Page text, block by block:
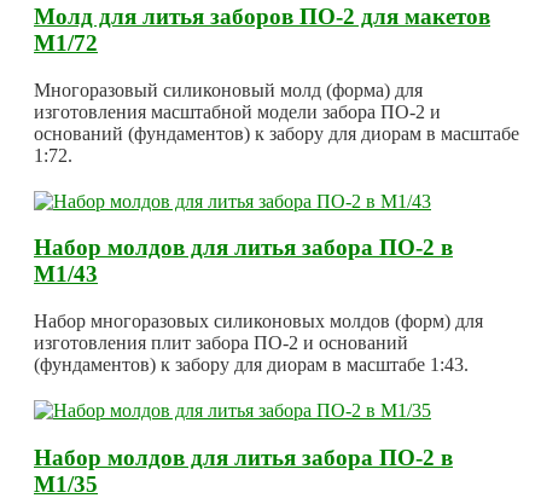
Молд для литья заборов ПО-2 для макетов
М1/72
Многоразовый силиконовый молд (форма) для
изготовления масштабной модели забора ПО-2 и
оснований (фундаментов) к забору для диорам в масштабе
1:72.
Набор молдов для литья забора ПО-2 в
М1/43
Набор многоразовых силиконовых молдов (форм) для
изготовления плит забора ПО-2 и оснований
(фундаментов) к забору для диорам в масштабе 1:43.
Набор молдов для литья забора ПО-2 в
М1/35